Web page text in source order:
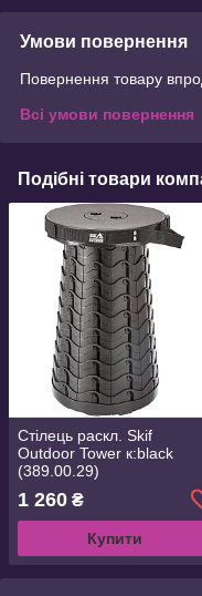
Умови повернення
Повернення товару
Всі умови повернення
Подібні товари
Стілець раскл. Skif
Outdoor Tower к:black
(389.00.29)
1 260 ₴
Купити